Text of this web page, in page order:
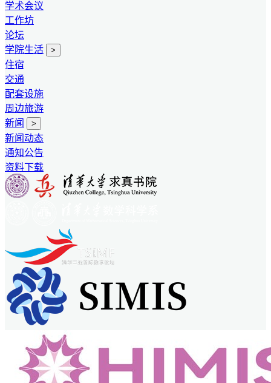
学术会议
工作坊
论坛
学院生活
>
住宿
交通
配套设施
周边旅游
新闻
>
新闻动态
通知公告
资料下载